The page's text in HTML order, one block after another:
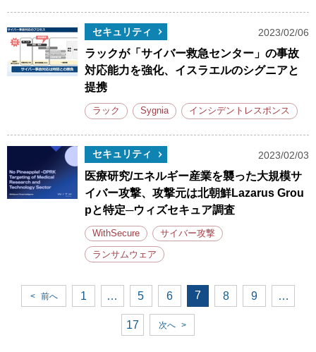
セキュリティ 2023/02/06
ラックが「サイバー救急センター」の事故
対応能力を強化、イスラエルのシグニアと
提携
ラック Sygnia インシデントレスポンス
セキュリティ 2023/02/03
医療研究/エネルギー産業を襲った大規模サ
イバー攻撃、攻撃元は北朝鮮Lazarus Grou
pと特定─ウィズセキュア調査
WithSecure サイバー攻撃
ランサムウェア
< 前へ 1 … 5 6 7 8 9 …
17 次へ >